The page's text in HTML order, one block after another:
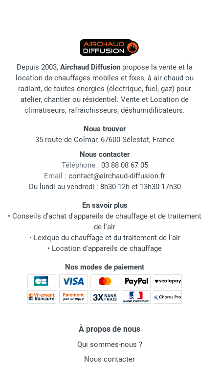
Depuis 2003, Airchaud Diffusion propose la vente et la
location de chauffages mobiles et fixes, à air chaud ou
radiant, de toutes énergies (électrique, fuel, gaz) pour
atelier, chantier ou résidentiel. Vente et Location de
climatiseurs, rafraichisseurs, déshumidificateurs.
Nous trouver
35 route de Colmar, 67600 Sélestat, France
Nous contacter
Téléphone : 03 88 08 67 05
Email : contact@airchaud-diffusion.fr
Du lundi au vendredi : 8h30-12h et 13h30-17h30
En savoir plus
• Conseils d'achat d'appareils de chauffage et de traitement
de l'air
• Lexique du chauffage et du traitement de l'air
• Location d'appareils de chauffage
Nos modes de paiement
À propos de nous
Qui sommes-nous ?
Nous contacter